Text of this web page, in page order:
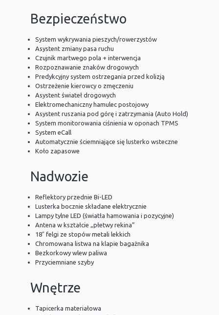
Bezpieczeństwo
System wykrywania pieszych/rowerzystów
Asystent zmiany pasa ruchu
Czujnik martwego pola + interwencja
Rozpoznawanie znaków drogowych
Predykcyjny system ostrzegania przed kolizją
Ostrzeżenie kierowcy o zmęczeniu
Asystent świateł drogowych
Elektromechaniczny hamulec postojowy
Asystent ruszania pod górę i zatrzymania (Auto Hold)
System monitorowania ciśnienia w oponach TPMS
System eCall
Automatycznie ściemniające się lusterko wsteczne
Koło zapasowe
Nadwozie
Reflektory przednie Bi-LED
Lusterka bocznie składane elektrycznie
Lampy tylne LED (światła hamowania i pozycyjne)
Antena w kształcie „płetwy rekina”
18″ felgi ze stopów metali lekkich
Chromowana listwa na klapie bagażnika
Bezkorkowy wlew paliwa
Przyciemniane szyby
Wnętrze
Tapicerka materiałowa